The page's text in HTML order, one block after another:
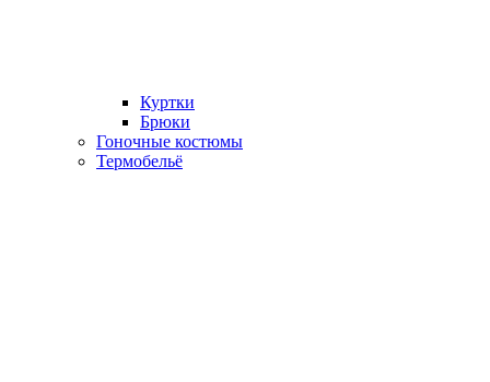
Куртки
Брюки
Гоночные костюмы
Термобельё